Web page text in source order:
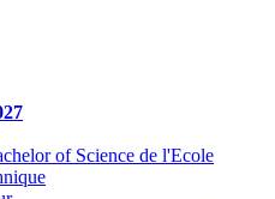
of Science de l'Ecole